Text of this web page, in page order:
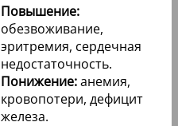
Повышение:
обезвоживание,
эритремия, сердечная
недостаточность.
Понижение:анемия,
кровопотери, дефицит
железа.